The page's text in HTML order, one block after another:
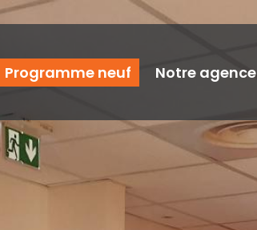
Programme neuf Notre agence